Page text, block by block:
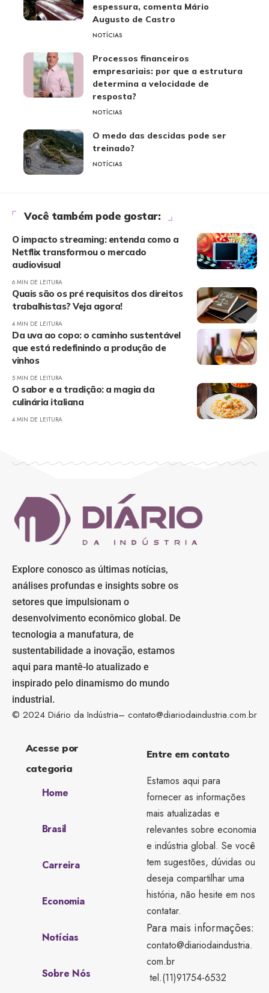
espessura, comenta Mário
Augusto de Castro
NOTÍCIAS
Processos financeiros
empresariais: por que a estrutura
determina a velocidade de
resposta?
NOTÍCIAS
O medo das descidas pode ser
treinado?
NOTÍCIAS
Você também pode gostar:
O impacto streaming: entenda como a
Netflix transformou o mercado
audiovisual
6 MIN DE LEITURA
Quais são os pré requisitos dos direitos
trabalhistas? Veja agora!
4 MIN DE LEITURA
Da uva ao copo: o caminho sustentável
que está redefinindo a produção de
vinhos
5 MIN DE LEITURA
O sabor e a tradição: a magia da
culinária italiana
4 MIN DE LEITURA
Explore conosco as últimas notícias,
análises profundas e insights sobre os
setores que impulsionam o
desenvolvimento econômico global. De
tecnologia a manufatura, de
sustentabilidade a inovação, estamos
aqui para mantê-lo atualizado e
inspirado pelo dinamismo do mundo
industrial.
© 2024 Diário da Indústria– contato@diariodaindustria.com.br
Acesse por
categoria
Home
Brasil
Carreira
Economia
Notícias
Sobre Nós
Entre em contato
Estamos aqui para
fornecer as informações
mais atualizadas e
relevantes sobre economia
e indústria global. Se você
tem sugestões, dúvidas ou
deseja compartilhar uma
história, não hesite em nos
contatar.
Para mais informações:
contato@diariodaindustria.
com.br
tel.(11)91754-6532